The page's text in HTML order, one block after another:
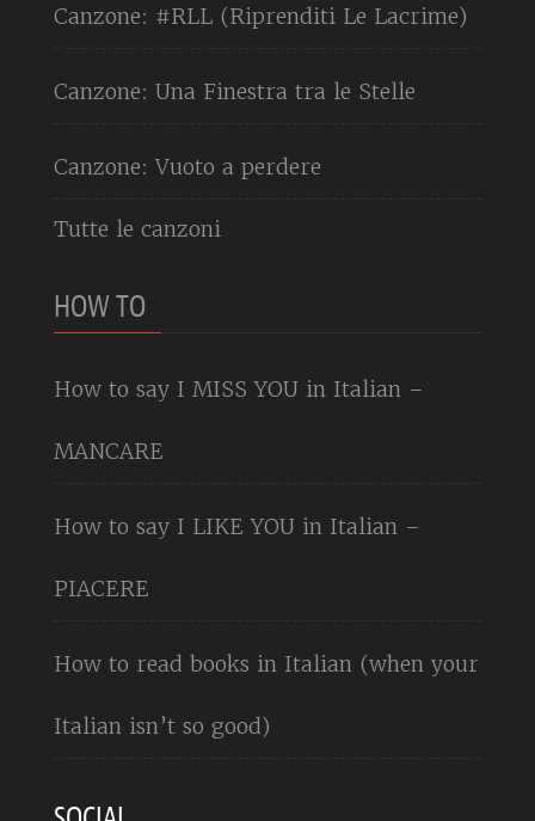
Canzone: #RLL (Riprenditi Le Lacrime)
Canzone: Una Finestra tra le Stelle
Canzone: Vuoto a perdere
Tutte le canzoni
HOW TO
How to say I MISS YOU in Italian –
MANCARE
How to say I LIKE YOU in Italian –
PIACERE
How to read books in Italian (when your
Italian isn’t so good)